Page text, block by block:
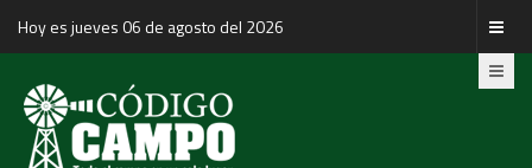
Hoy es jueves 06 de agosto del 2026